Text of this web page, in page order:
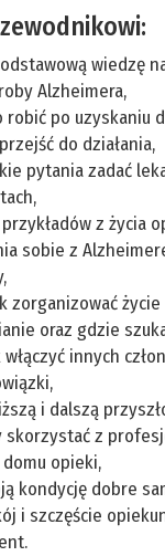
wiedzę
Alzheimera,
robić po uzyskaniu
do działania,
pytania zadać
z życia
sobie z
zorganizować
oraz gdzie
innych
i dalszą
skorzystać z
opieki,
kondycję dobre
i szczęście